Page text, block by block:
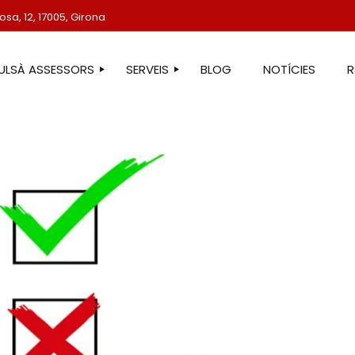
12, 17005, Girona
ASSESSORS SERVEIS
ASSESSORIA FISCAL
ASSESSORIA COMPTABLE
BLOG NOTÍCIES